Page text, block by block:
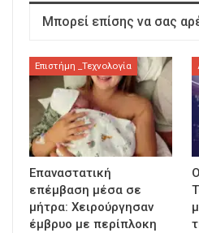
Μπορεί επίσης να σας
Επιστήμη _Τεχνολογία
Επαναστατική
επέμβαση μέσα σε
μήτρα: Χειρούργησαν
έμβρυο με περίπλοκη